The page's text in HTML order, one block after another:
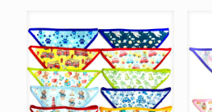
opções
podem
ser
escolhidas
na